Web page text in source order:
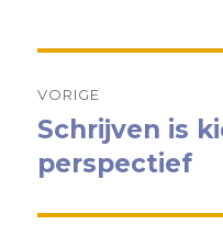
navigatie
VORIGE
Vorig
bericht:
Schrijven is
perspectief